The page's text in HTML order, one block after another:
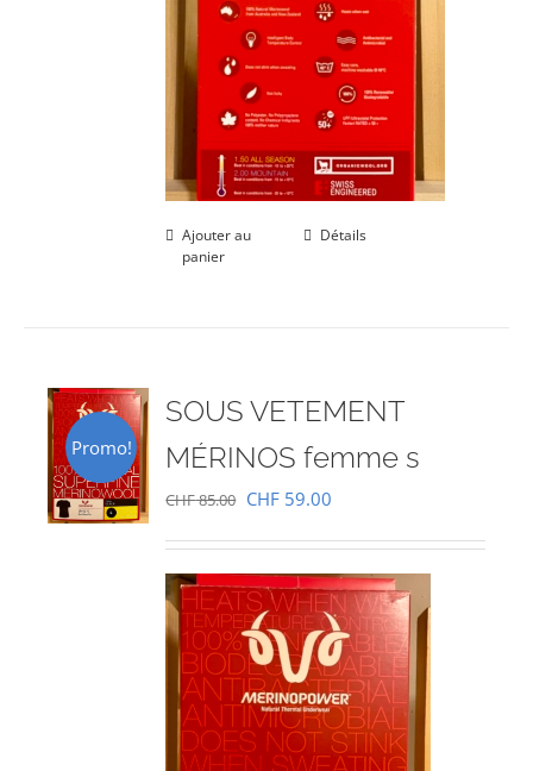
Ajouter au
panier
Détails
Promo!
SOUS VETEMENT
MÉRINOS femme s
CHF85.00 Le
initial
était :
CHF 85.00.
CHF 59.00
actuel
est :
CHF 59.00.